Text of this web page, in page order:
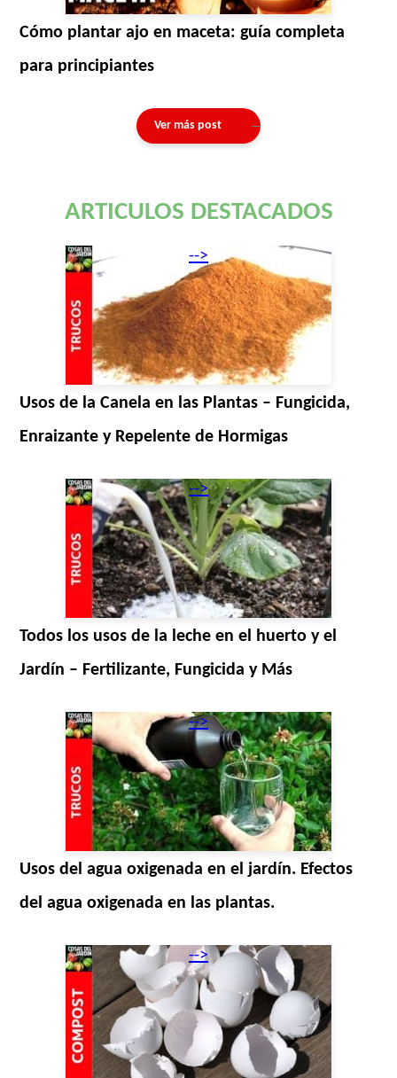
Cómo plantar ajo en maceta: guía completa
para principiantes
Ver más post
ARTICULOS DESTACADOS
-->
Usos de la Canela en las Plantas – Fungicida,
Enraizante y Repelente de Hormigas
-->
Todos los usos de la leche en el huerto y el
Jardín – Fertilizante, Fungicida y Más
-->
Usos del agua oxigenada en el jardín. Efectos
del agua oxigenada en las plantas.
-->